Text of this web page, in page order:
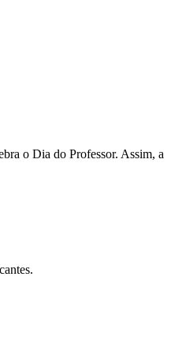
o Dia do Professor. Assim, a